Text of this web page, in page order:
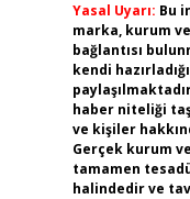
Yasal Uyarı: Bu
marka, kurum
bağlantısı
kendi
haber niteliği
ve kişiler
Gerçek kurum
tamamen
halindedir ve